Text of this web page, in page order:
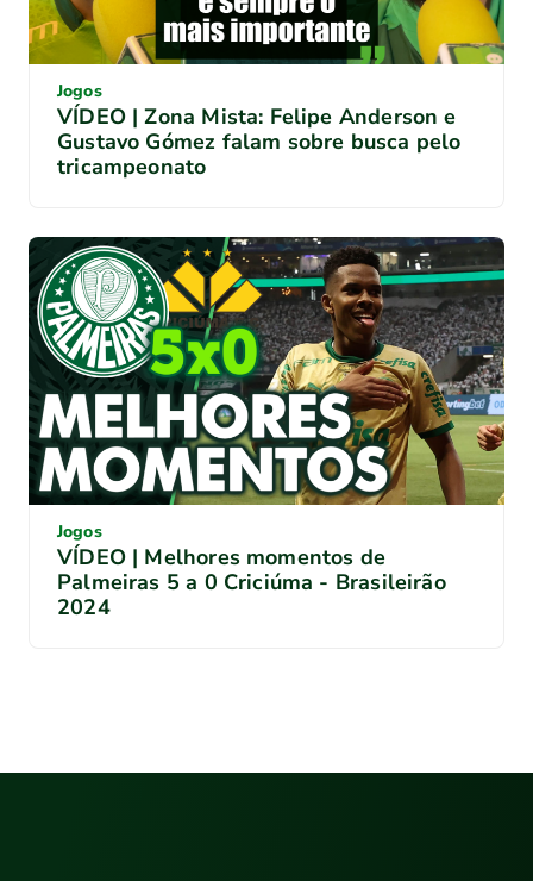
Jogos
VÍDEO | Zona Mista: Felipe Anderson e
Gustavo Gómez falam sobre busca pelo
tricampeonato
Jogos
VÍDEO | Melhores momentos de
Palmeiras 5 a 0 Criciúma - Brasileirão
2024